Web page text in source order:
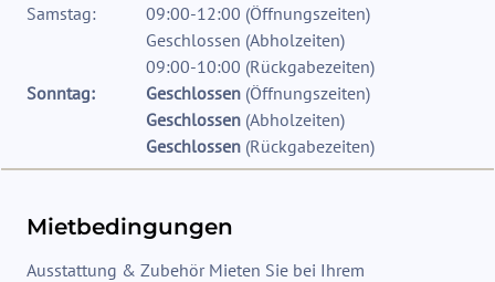
Samstag:
09:00-12:00 (Öffnungszeiten)
Geschlossen (Abholzeiten)
09:00-10:00 (Rückgabezeiten)
Sonntag:
Geschlossen(Öffnungszeiten)
Geschlossen(Abholzeiten)
Geschlossen(Rückgabezeiten)
Mietbedingungen
Ausstattung & Zubehör Mieten Sie bei Ihrem